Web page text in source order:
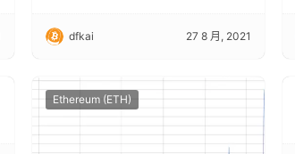
dfkai 27 8 月, 2021
Ethereum (ETH)